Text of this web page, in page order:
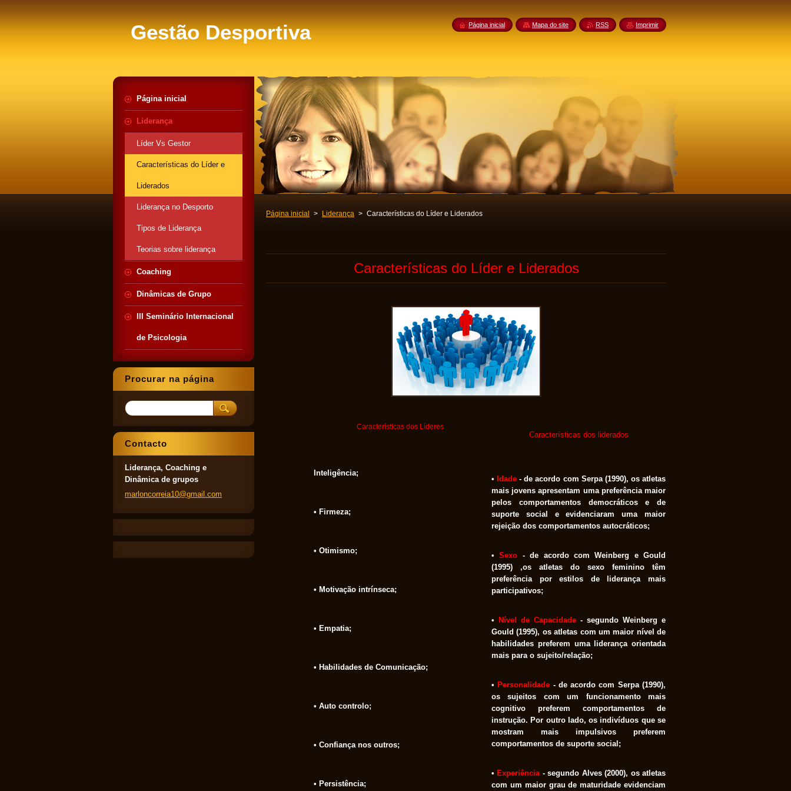
Gestão Desportiva
Página inicial > Liderança > Características do Líder e Liderados
Características do Líder e Liderados
Características dos Líderes
Inteligência;
• Firmeza;
• Otimismo;
• Motivação intrínseca;
• Empatia;
• Habilidades de Comunicação;
• Auto controlo;
• Confiança nos outros;
• Persistência;
Características dos liderados
• Idade - de acordo com Serpa (1990), os atletas
mais jovens apresentam uma preferência maior
pelos comportamentos democráticos e de
suporte social e evidenciaram uma maior
rejeição dos comportamentos autocráticos;
•Sexo - de acordo com Weinberg e Gould
(1995) ,os atletas do sexo feminino têm
preferência por estilos de liderança mais
participativos;
• Nível de Capacidade - segundo Weinberg e
Gould (1995), os atletas com um maior nível de
habilidades preferem uma liderança orientada
mais para o sujeito/relação;
• Personalidade - de acordo com Serpa (1990),
os sujeitos com um funcionamento mais
cognitivo preferem comportamentos de
instrução. Por outro lado, os indivíduos que se
mostram mais impulsivos preferem
comportamentos de suporte social;
• Experiência- segundo Alves (2000), os atletas
com um maior grau de maturidade evidenciam
Página inicial
Liderança
Líder Vs Gestor
Características do Líder e
Liderados
Liderança no Desporto
Tipos de Liderança
Teorias sobre liderança
Coaching
Dinâmicas de Grupo
III Seminário Internacional
de Psicologia
Procurar na página
Contacto
Liderança, Coaching e
Dinâmica de grupos
marloncorreia10@gmail.com
Página inicial Mapa do site RSS Imprimir